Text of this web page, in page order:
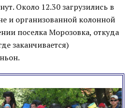
Около 12.30 загрузились в
и организованной колонной
поселка Морозовка, откуда
заканчивается)